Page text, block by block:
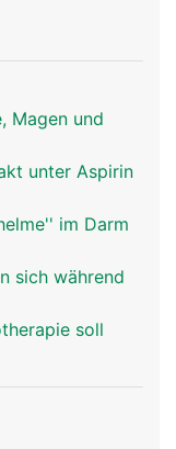
Magen und
unter Aspirin
im Darm
sich während
soll